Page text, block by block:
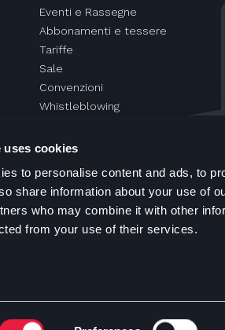
uses cookies
to personalise content and ads, to
share information about your use of
who may combine it with other
from your use of their services.
Eventi e Rassegne
Abbonamenti e tessere
Tariffe
Sale
Convenzioni
Whistleblowing